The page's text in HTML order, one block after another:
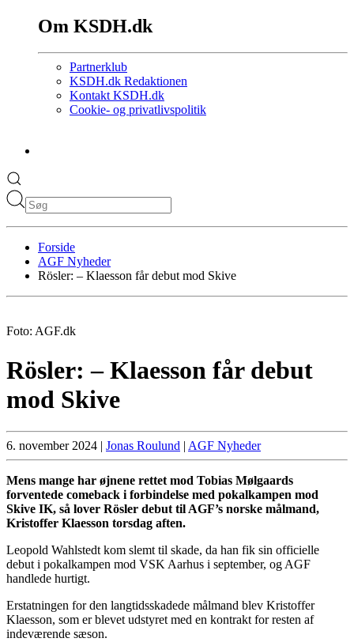
Om KSDH.dk
Partnerklub
KSDH.dk Redaktionen
Kontakt KSDH.dk
Cookie- og privatlivspolitik
Forside
AGF Nyheder
Rösler: – Klaesson får debut mod Skive
Foto: AGF.dk
Rösler: – Klaesson får debut
mod Skive
6. november 2024 | Jonas Roulund | AGF Nyheder
Mens mange har øjnene rettet mod Tobias Mølgaards
forventede comeback i forbindelse med pokalkampen mod
Skive IK, så lover Rösler debut til AGF’s norske målmand,
Kristoffer Klaesson torsdag aften.
Leopold Wahlstedt kom slemt til skade, da han fik sin officielle
debut i pokalkampen mod VSK Aarhus i september, og AGF
handlede hurtigt.
Erstatningen for den langtidsskadede målmand blev Kristoffer
Klaesson, som er blevet udstyret med en kontrakt for resten af
indeværende sæson.